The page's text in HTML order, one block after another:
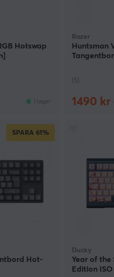
Hotswap
I lager
Razer
Huntsman
(5)
1490 kr
SPARA 61%
Hot-
Ducky
Year of the
Edition